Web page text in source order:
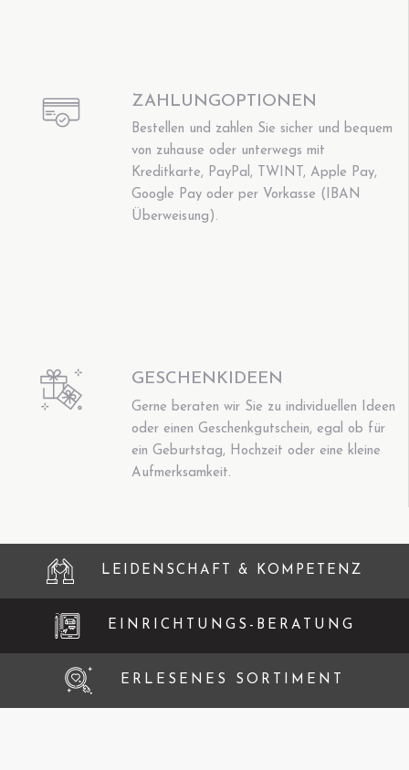
ZAHLUNGOPTIONEN
Bestellen und zahlen Sie sicher und bequem
von zuhause oder unterwegs mit
Kreditkarte, PayPal, TWINT, Apple Pay,
Google Pay oder per Vorkasse (IBAN
Überweisung).
GESCHENKIDEEN
Gerne beraten wir Sie zu individuellen Ideen
oder einen Geschenkgutschein, egal ob für
ein Geburtstag, Hochzeit oder eine kleine
Aufmerksamkeit.
LEIDENSCHAFT & KOMPETENZ
EINRICHTUNGS-BERATUNG
ERLESENES SORTIMENT